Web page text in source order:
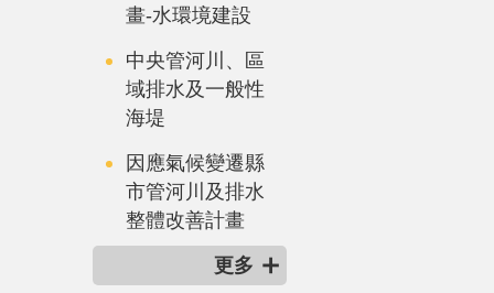
畫-水環境建設
中央管河川、區
域排水及一般性
海堤
因應氣候變遷縣
市管河川及排水
整體改善計畫
更多